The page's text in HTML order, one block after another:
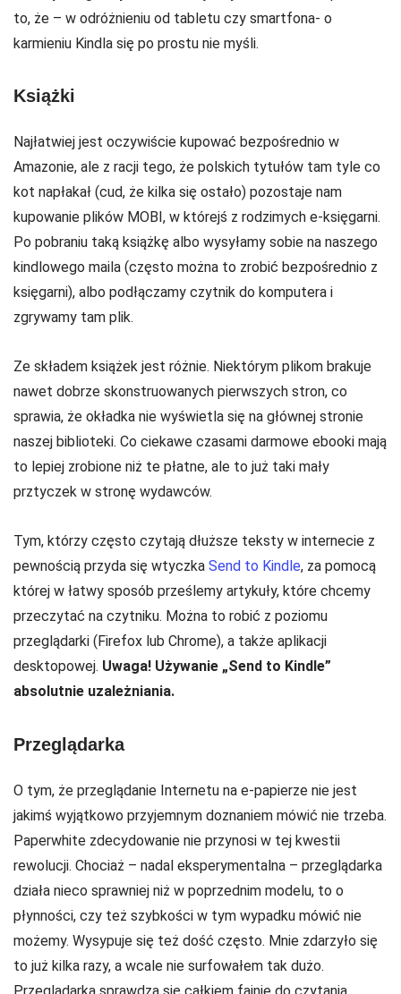
to, że – w odróżnieniu od tabletu czy smartfona- o
karmieniu Kindla się po prostu nie myśli.
Książki
Najłatwiej jest oczywiście kupować bezpośrednio w
Amazonie, ale z racji tego, że polskich tytułów tam tyle co
kot napłakał (cud, że kilka się ostało) pozostaje nam
kupowanie plików MOBI, w którejś z rodzimych e-księgarni.
Po pobraniu taką książkę albo wysyłamy sobie na naszego
kindlowego maila (często można to zrobić bezpośrednio z
księgarni), albo podłączamy czytnik do komputera i
zgrywamy tam plik.
Ze składem książek jest różnie. Niektórym plikom brakuje
nawet dobrze skonstruowanych pierwszych stron, co
sprawia, że okładka nie wyświetla się na głównej stronie
naszej biblioteki. Co ciekawe czasami darmowe ebooki mają
to lepiej zrobione niż te płatne, ale to już taki mały
prztyczek w stronę wydawców.
Tym, którzy często czytają dłuższe teksty w internecie z
pewnością przyda się wtyczka Send to Kindle, za pomocą
której w łatwy sposób prześlemy artykuły, które chcemy
przeczytać na czytniku. Można to robić z poziomu
przeglądarki (Firefox lub Chrome), a także aplikacji
desktopowej. Uwaga! Używanie „Send to Kindle”
absolutnie uzależniania.
Przeglądarka
O tym, że przeglądanie Internetu na e-papierze nie jest
jakimś wyjątkowo przyjemnym doznaniem mówić nie trzeba.
Paperwhite zdecydowanie nie przynosi w tej kwestii
rewolucji. Chociaż – nadal eksperymentalna – przeglądarka
działa nieco sprawniej niż w poprzednim modelu, to o
płynności, czy też szybkości w tym wypadku mówić nie
możemy. Wysypuje się też dość często. Mnie zdarzyło się
to już kilka razy, a wcale nie surfowałem tak dużo.